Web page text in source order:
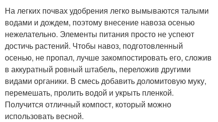
На легких почвах удобрения легко вымываются талыми
водами и дождем, поэтому внесение навоза осенью
нежелательно. Элементы питания просто не успеют
достичь растений. Чтобы навоз, подготовленный
осенью, не пропал, лучше закомпостировать его, сложив
в аккуратный ровный штабель, переложив другими
видами органики. В смесь добавить доломитовую муку,
перемешать, пролить водой и укрыть пленкой.
Получится отличный компост, который можно
использовать весной.